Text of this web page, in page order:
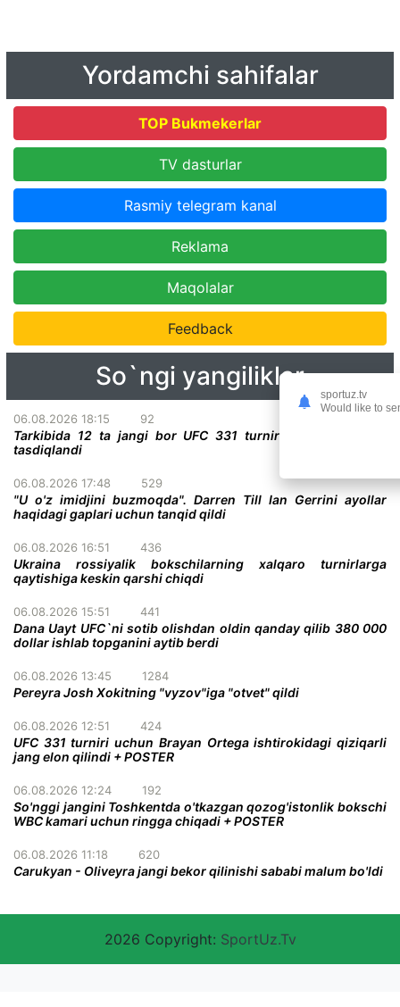
Yordamchi sahifalar
TOP Bukmekerlar
TV dasturlar
Rasmiy telegram kanal
Reklama
Maqolalar
Feedback
So`ngi yangiliklar
06.08.2026 18:15 92
Tarkibida 12 ta jangi bor UFC 331 turnirining to'liq kardi
tasdiqlandi
06.08.2026 17:48 529
"U o'z imidjini buzmoqda". Darren Till Ian Gerrini ayollar
haqidagi gaplari uchun tanqid qildi
06.08.2026 16:51 436
Ukraina rossiyalik bokschilarning xalqaro turnirlarga
qaytishiga keskin qarshi chiqdi
06.08.2026 15:51 441
Dana Uayt UFC`ni sotib olishdan oldin qanday qilib 380 000
dollar ishlab topganini aytib berdi
06.08.2026 13:45 1284
Pereyra Josh Xokitning "vyzov"iga "otvet" qildi
06.08.2026 12:51 424
UFC 331 turniri uchun Brayan Ortega ishtirokidagi qiziqarli
jang elon qilindi + POSTER
06.08.2026 12:24 192
So'nggi jangini Toshkentda o'tkazgan qozog'istonlik bokschi
WBC kamari uchun ringga chiqadi + POSTER
06.08.2026 11:18 620
Carukyan - Oliveyra jangi bekor qilinishi sababi malum bo'ldi
2026 Copyright: SportUz.Tv
sportuz.tv
Would like to